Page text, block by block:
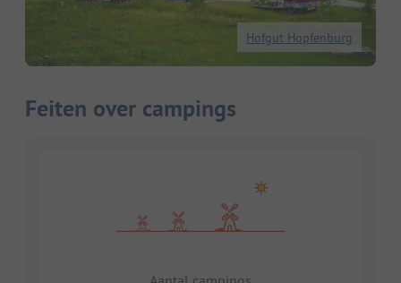
Hofgut Hopfenburg
Feiten over campings